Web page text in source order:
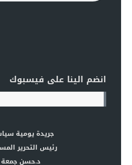
انضم الينا على فيسبوك
جريدة يومية
رئيس التحرير
د.حسن جمعة